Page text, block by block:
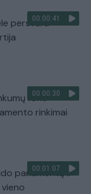
00:00:41
persvara
00:00:30
fone –
rinkimai
00:01:07
parlamentą ir